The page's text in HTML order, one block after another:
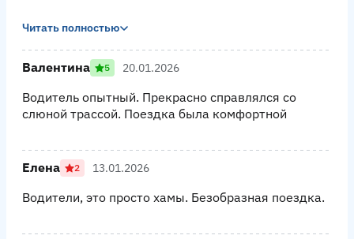
Читать полностью
Валентина 5 20.01.2026
Водитель опытный. Прекрасно справлялся со
слюной трассой. Поездка была комфортной
Елена 2 13.01.2026
Водители, это просто хамы. Безобразная поездка.